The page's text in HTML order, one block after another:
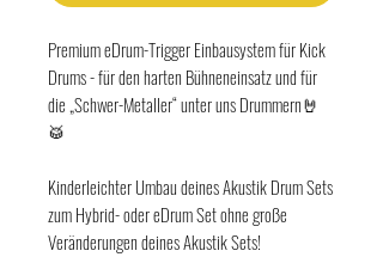
Premium eDrum-Trigger Einbausystem für Kick
Drums - für den harten Bühneneinsatz und für
die „Schwer-Metaller“ unter uns Drummern🤘
🥁
Kinderleichter Umbau deines Akustik Drum Sets
zum Hybrid- oder eDrum Set ohne große
Veränderungen deines Akustik Sets!